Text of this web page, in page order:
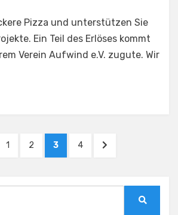
Pizza und unterstützen Sie
Ein Teil des Erlöses kommt
Verein Aufwind e.V. zugute. Wir
PAGE
1 PAGE
2 PAGE
3 PAGE
4
NEXT